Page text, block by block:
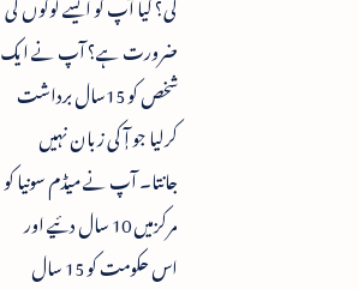
ضرورت ہے؟ آپ نے ایک
شخص کو 15سال برداشت
کرلیا جو آٖ کی زبان نہیں
جانتا۔ آپ نے میڈم سونیا کو
مرکزمیں 10 سال دئیے اور
اس حکومت کو 15 سال